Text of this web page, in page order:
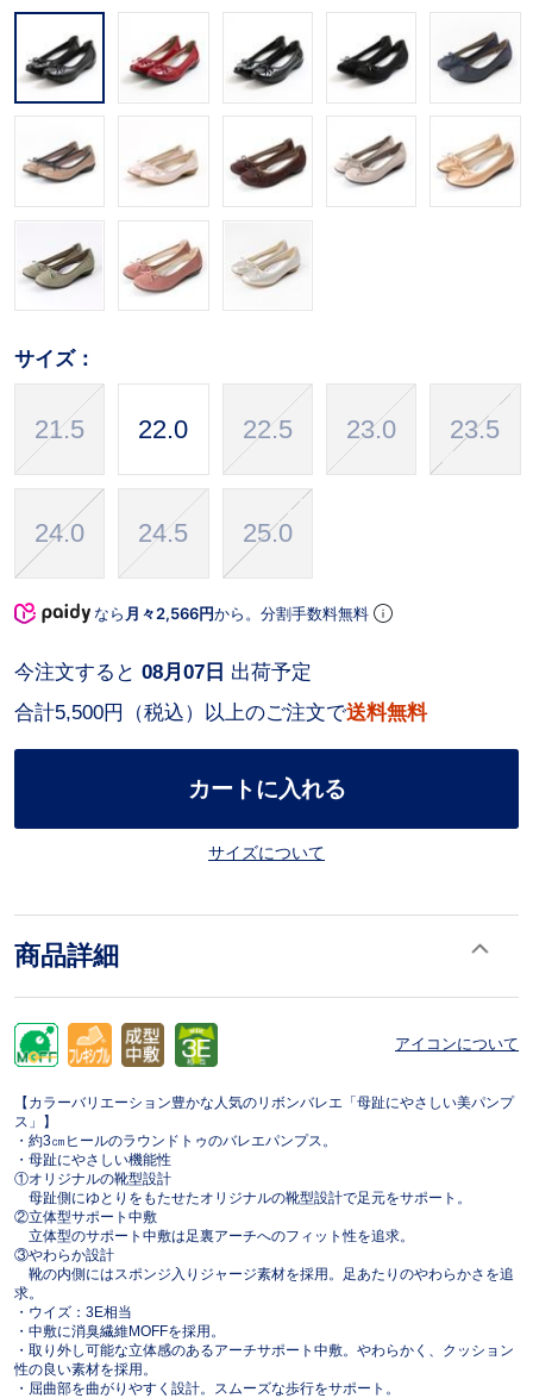
サイズ：
21.5 22.0 22.5 23.0 23.5
24.0 24.5 25.0
なら 月々2,566円から。分割手数料無料
合計5,500円（税込）以上のご注文で送料無料
今注文すると 08月07日 出荷予定
カートに入れる
サイズについて
商品詳細
アイコンについて
【カラーバリエーション豊かな人気のリボンバレエ「母趾にやさしい美パンプ
ス」】
・約3㎝ヒールのラウンドトゥのバレエパンプス。
・母趾にやさしい機能性
①オリジナルの靴型設計
母趾側にゆとりをもたせたオリジナルの靴型設計で足元をサポート。
②立体型サポート中敷
立体型のサポート中敷は足裏アーチへのフィット性を追求。
③やわらか設計
靴の内側にはスポンジ入りジャージ素材を採用。足あたりのやわらかさを追
求。
・ウイズ：3E相当
・中敷に消臭繊維MOFFを採用。
・取り外し可能な立体感のあるアーチサポート中敷。やわらかく、クッション
性の良い素材を採用。
・屈曲部を曲がりやすく設計。スムーズな歩行をサポート。